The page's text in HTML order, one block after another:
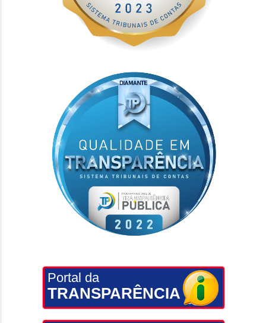
Portal da
TRANSPARÊNCIA